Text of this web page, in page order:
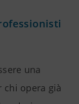
una
chi opera già